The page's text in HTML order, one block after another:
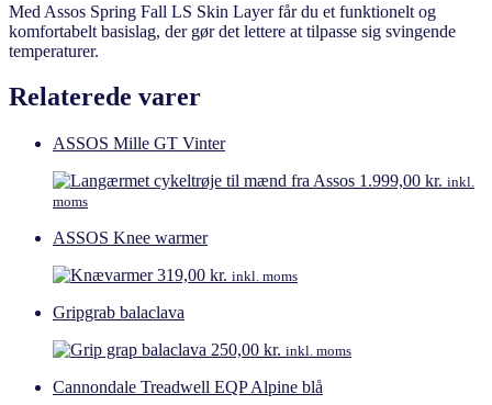
Med Assos Spring Fall LS Skin Layer får du et funktionelt og
komfortabelt basislag, der gør det lettere at tilpasse sig svingende
temperaturer.
Relaterede varer
ASSOS Mille GT Vinter
1.999,00 kr. inkl.
moms
ASSOS Knee warmer
319,00 kr. inkl. moms
Gripgrab balaclava
250,00 kr. inkl. moms
Cannondale Treadwell EQP Alpine blå